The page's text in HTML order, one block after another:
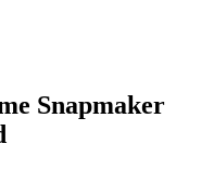
Snapmaker